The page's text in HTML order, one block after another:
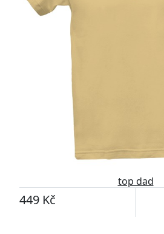
top dad
449 Kč